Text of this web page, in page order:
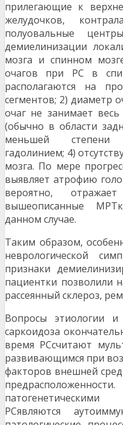
прилегающие к
желудочков,
полуовальные
демиелинизации
мозга и спинном
очагов при РС в
располагаются на
сегментов; 2) диаметр
очаг не занимает
(обычно в области
меньшей степени
гадолинием; 4)
мозга. По мере
выявляет атрофию
вероятно,
вышеописанные
данном случае.
Таким образом,
неврологической
признаки
пациентки позволили
рассеянный склероз,
Вопросы этиологии
саркоидоза
время PCсчитают
развивающимся при
факторов внешней
PCявляются